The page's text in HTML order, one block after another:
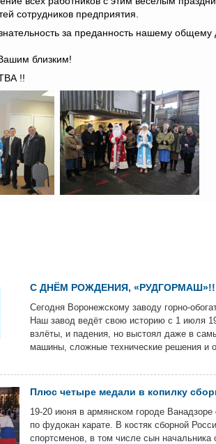
сотрудников предприятия.
за преданность нашему общему
близким!
!!
С ДНЁМ РОЖДЕНИЯ,
Сегодня Воронежскому заводу горно-
Наш завод ведёт свою историю с 1 июля
взлёты, и падения, но выстоял даже в
машины, сложные технические решения и
Плюс четыре медали в копилку
19-20 июня в армянском городе
по фудокан карате. В костяк сборной
спортсменов, в том числе сын начальника